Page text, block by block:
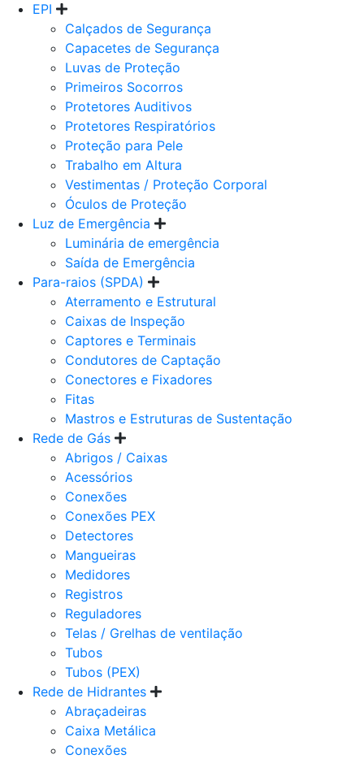
EPI
Calçados de Segurança
Capacetes de Segurança
Luvas de Proteção
Primeiros Socorros
Protetores Auditivos
Protetores Respiratórios
Proteção para Pele
Trabalho em Altura
Vestimentas / Proteção Corporal
Óculos de Proteção
Luz de Emergência
Luminária de emergência
Saída de Emergência
Para-raios (SPDA)
Aterramento e Estrutural
Caixas de Inspeção
Captores e Terminais
Condutores de Captação
Conectores e Fixadores
Fitas
Mastros e Estruturas de Sustentação
Rede de Gás
Abrigos / Caixas
Acessórios
Conexões
Conexões PEX
Detectores
Mangueiras
Medidores
Registros
Reguladores
Telas / Grelhas de ventilação
Tubos
Tubos (PEX)
Rede de Hidrantes
Abraçadeiras
Caixa Metálica
Conexões